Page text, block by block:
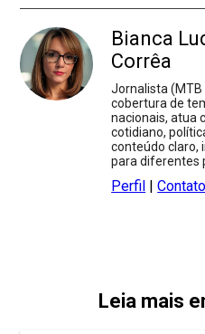
Bianca
Corrêa
Jornalista
cobertura de
nacionais, atua
cotidiano,
conteúdo claro,
para diferentes
Perfil |Contato
Leia mais